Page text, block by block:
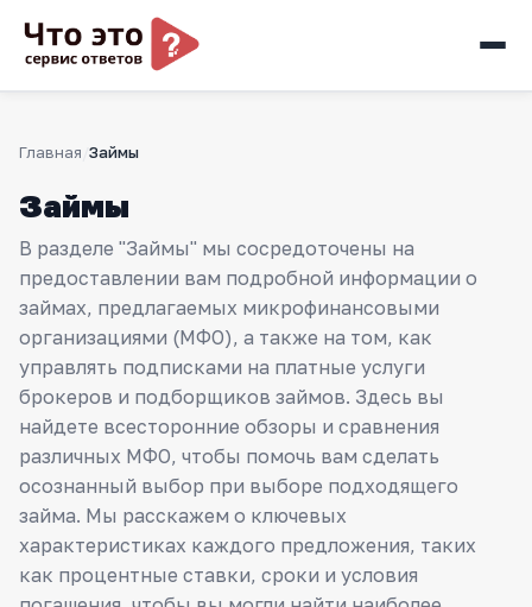
Главная Займы
Займы
В разделе "Займы" мы сосредоточены на
предоставлении вам подробной информации о
займах, предлагаемых микрофинансовыми
организациями (МФО), а также на том, как
управлять подписками на платные услуги
брокеров и подборщиков займов. Здесь вы
найдете всесторонние обзоры и сравнения
различных МФО, чтобы помочь вам сделать
осознанный выбор при выборе подходящего
займа. Мы расскажем о ключевых
характеристиках каждого предложения, таких
как процентные ставки, сроки и условия